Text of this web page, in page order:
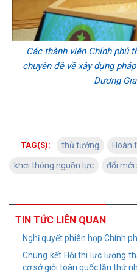
Các thành viên Chính phủ
chuyên đề về xây dựng
Dương
TAG(S): thủ tướng Hoàn
khơi thông nguồn lực đổi mới
TIN TỨC LIÊN QUAN
Nghị quyết phiên họp Chính
Chung kết Hội thi lực lượng
cơ sở giỏi toàn quốc lần thứ